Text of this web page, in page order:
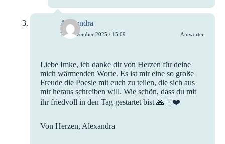
Alexandra
22. November 2025 / 15:09 Antworten
Liebe Imke, ich danke dir von Herzen für deine
mich wärmenden Worte. Es ist mir eine so große
Freude die Poesie mit euch zu teilen, die sich aus
mir heraus schreiben will. Wie schön, dass du mit
ihr friedvoll in den Tag gestartet bist 🙏🏻❤️
Von Herzen, Alexandra